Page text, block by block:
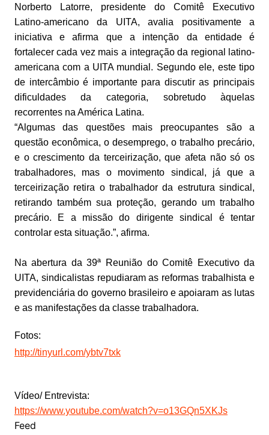
Norberto Latorre, presidente do Comitê Executivo
Latino-americano da UITA, avalia positivamente a
iniciativa e afirma que a intenção da entidade é
fortalecer cada vez mais a integração da regional latino-
americana com a UITA mundial. Segundo ele, este tipo
de intercâmbio é importante para discutir as principais
dificuldades da categoria, sobretudo àquelas
recorrentes na América Latina.
“Algumas das questões mais preocupantes são a
questão econômica, o desemprego, o trabalho precário,
e o crescimento da terceirização, que afeta não só os
trabalhadores, mas o movimento sindical, já que a
terceirização retira o trabalhador da estrutura sindical,
retirando também sua proteção, gerando um trabalho
precário. E a missão do dirigente sindical é tentar
controlar esta situação.”, afirma.
Na abertura da 39ª Reunião do Comitê Executivo da
UITA, sindicalistas repudiaram as reformas trabalhista e
previdenciária do governo brasileiro e apoiaram as lutas
e as manifestações da classe trabalhadora.
Fotos:
http://tinyurl.com/ybtv7txk
Vídeo/ Entrevista:
https://www.youtube.com/watch?v=o13GQn5XKJs
Feed